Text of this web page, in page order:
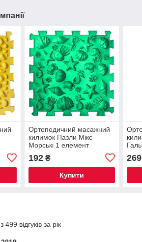
Ортопедичний масажний
килимок Пазли Мікс
Морські 1 елемент
192₴
Купити
269
відгуків за рік